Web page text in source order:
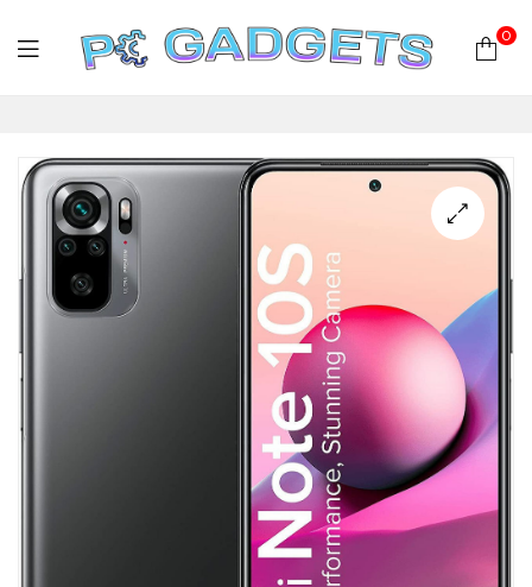
Gadgets
Plus
|
0